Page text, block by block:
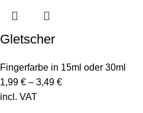
Gletscher
Fingerfarbe in 15ml oder 30ml
1,99 € – 3,49 €
incl. VAT